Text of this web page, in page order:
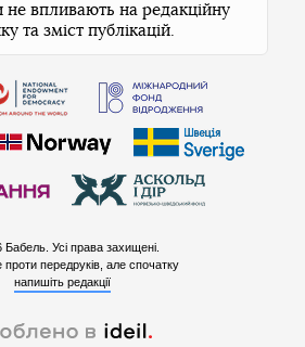
не впливають на редакційну
та зміст публікацій.
Усі права захищені.
проти передруків, але спочатку
напишіть редакції